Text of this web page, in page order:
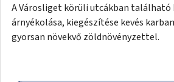
A Városliget körüli utcákban
árnyékolása, kiegészítése kevés
gyorsan növekvő zöldnövényzettel.